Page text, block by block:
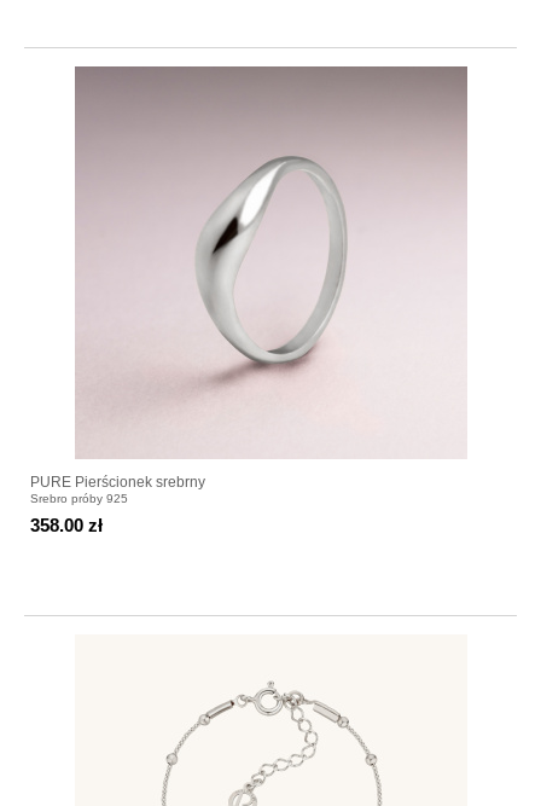
PURE Pierścionek srebrny
Srebro próby 925
358.00 zł